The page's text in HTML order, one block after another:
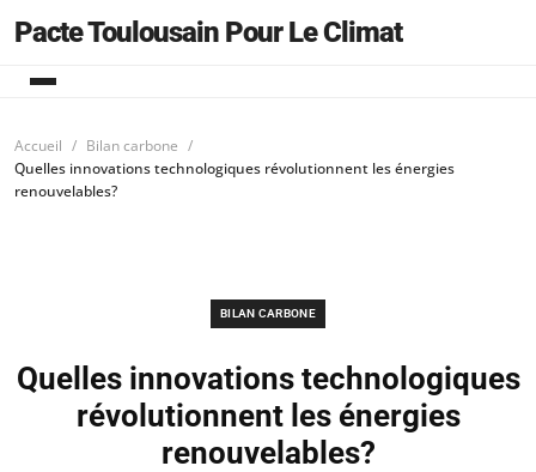
Pacte Toulousain Pour Le Climat
Accueil
Bilan carbone
Quelles innovations technologiques révolutionnent les énergies
renouvelables?
BILAN CARBONE
Quelles innovations technologiques
révolutionnent les énergies
renouvelables?